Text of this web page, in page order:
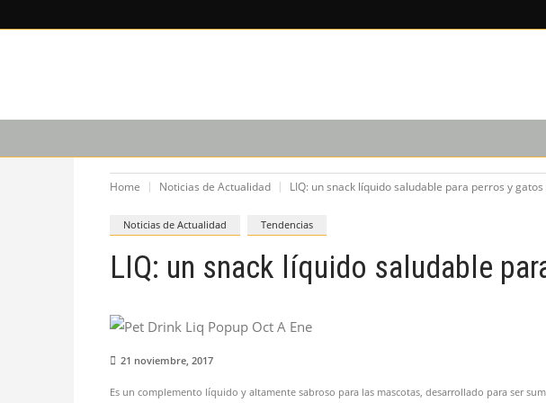
Home Noticias de Actualidad LIQ: un snack líquido saludable para perros y gatos
Noticias de Actualidad Tendencias
LIQ: un snack líquido saludable
21 noviembre, 2017
Es un complemento líquido y altamente sabroso para las mascotas, desarrollado para ser